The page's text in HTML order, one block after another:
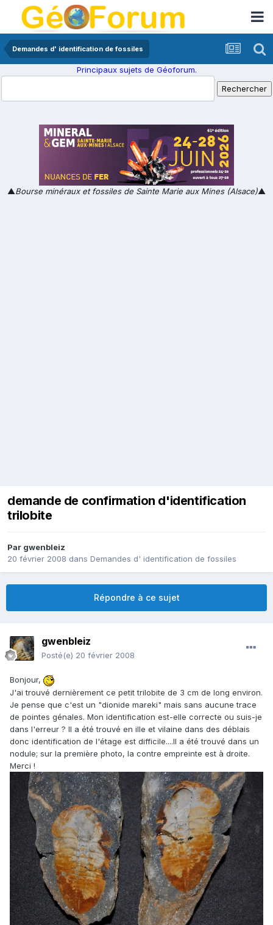
Demandes d' identification de fossiles
Principaux sujets de Géoforum.
▲Bourse minéraux et fossiles de Sainte Marie aux Mines (Alsace)▲
demande de confirmation d'identification
trilobite
Par gwenbleiz
20 février 2008 dans Demandes d' identification de fossiles
Répondre à ce sujet
gwenbleiz
Posté(e) 20 février 2008
Bonjour,
J'ai trouvé dernièrement ce petit trilobite de 3 cm de long environ.
Je pense que c'est un "dionide mareki" mais sans aucune trace
de pointes génales. Mon identification est-elle correcte ou suis-je
dans l'erreur ? Il a été trouvé en ille et vilaine dans des déblais
donc identification de l'étage est difficile....Il a été trouvé dans un
nodule; sur la première photo, la contre empreinte est à droite.
Merci !